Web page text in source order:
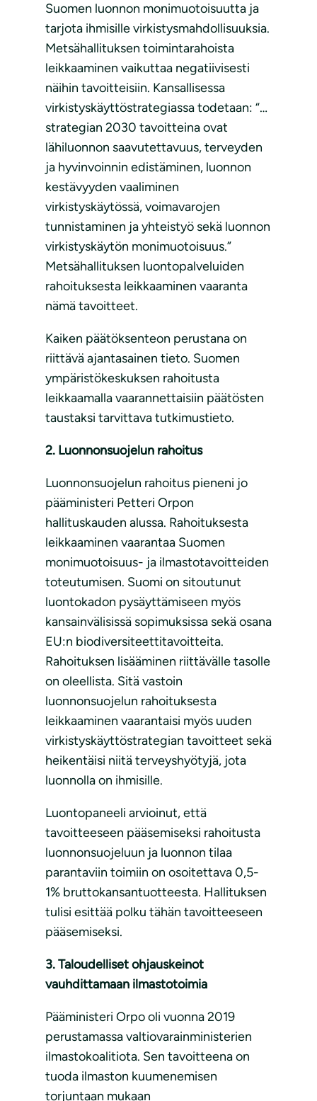
Suomen luonnon monimuotoisuutta ja
tarjota ihmisille virkistysmahdollisuuksia.
Metsähallituksen toimintarahoista
leikkaaminen vaikuttaa negatiivisesti
näihin tavoitteisiin. Kansallisessa
virkistyskäyttöstrategiassa todetaan: “…
strategian 2030 tavoitteina ovat
lähiluonnon saavutettavuus, terveyden
ja hyvinvoinnin edistäminen, luonnon
kestävyyden vaaliminen
virkistyskäytössä, voimavarojen
tunnistaminen ja yhteistyö sekä luonnon
virkistyskäytön monimuotoisuus.”
Metsähallituksen luontopalveluiden
rahoituksesta leikkaaminen vaaranta
nämä tavoitteet.
Kaiken päätöksenteon perustana on
riittävä ajantasainen tieto. Suomen
ympäristökeskuksen rahoitusta
leikkaamalla vaarannettaisiin päätösten
taustaksi tarvittava tutkimustieto.
2. Luonnonsuojelun rahoitus
Luonnonsuojelun rahoitus pieneni jo
pääministeri Petteri Orpon
hallituskauden alussa. Rahoituksesta
leikkaaminen vaarantaa Suomen
monimuotoisuus- ja ilmastotavoitteiden
toteutumisen. Suomi on sitoutunut
luontokadon pysäyttämiseen myös
kansainvälisissä sopimuksissa sekä osana
EU:n biodiversiteettitavoitteita.
Rahoituksen lisääminen riittävälle tasolle
on oleellista. Sitä vastoin
luonnonsuojelun rahoituksesta
leikkaaminen vaarantaisi myös uuden
virkistyskäyttöstrategian tavoitteet sekä
heikentäisi niitä terveyshyötyjä, jota
luonnolla on ihmisille.
Luontopaneeli arvioinut, että
tavoitteeseen pääsemiseksi rahoitusta
luonnonsuojeluun ja luonnon tilaa
parantaviin toimiin on osoitettava 0,5-
1% bruttokansantuotteesta. Hallituksen
tulisi esittää polku tähän tavoitteeseen
pääsemiseksi.
3. Taloudelliset ohjauskeinot
vauhdittamaan ilmastotoimia
Pääministeri Orpo oli vuonna 2019
perustamassa valtiovarainministerien
ilmastokoalitiota. Sen tavoitteena on
tuoda ilmaston kuumenemisen
torjuntaan mukaan